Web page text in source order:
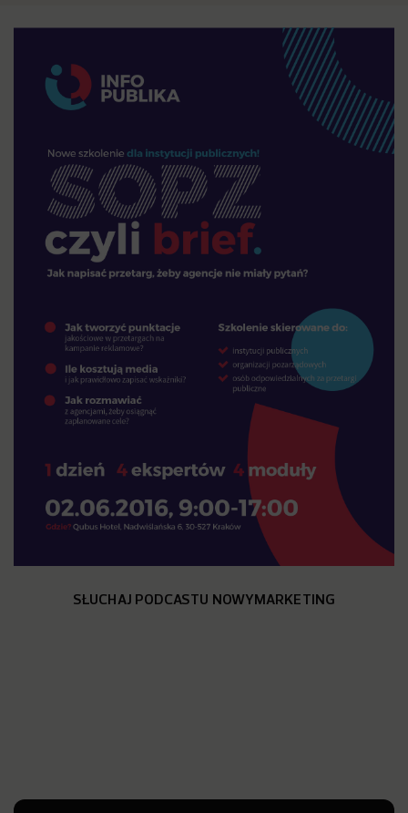
SŁUCHAJ PODCASTU NOWYMARKETING